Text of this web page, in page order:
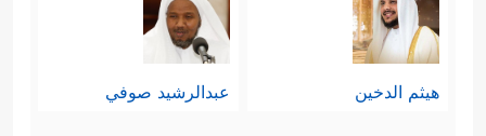
هيثم الدخين عبدالرشيد صوفي